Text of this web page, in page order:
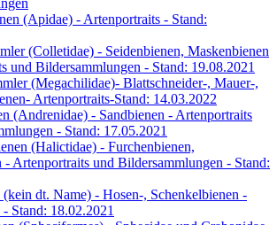
(Apidae) - Artenportraits - Stand:
(Colletidae) - Seidenbienen, Maskenbienen
und Bildersammlungen - Stand: 19.08.2021
(Megachilidae)- Blattschneider-, Mauer-,
Artenportraits-Stand: 14.03.2022
(Andrenidae) - Sandbienen - Artenportraits
- Stand: 17.05.2021
(Halictidae) - Furchenbienen,
- Artenportraits und Bildersammlungen - Stand:
dt. Name) - Hosen-, Schenkelbienen -
Stand: 18.02.2021